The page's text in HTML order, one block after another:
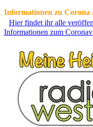
Informationen zu Corona
Hier findet ihr alle
Informationen zum